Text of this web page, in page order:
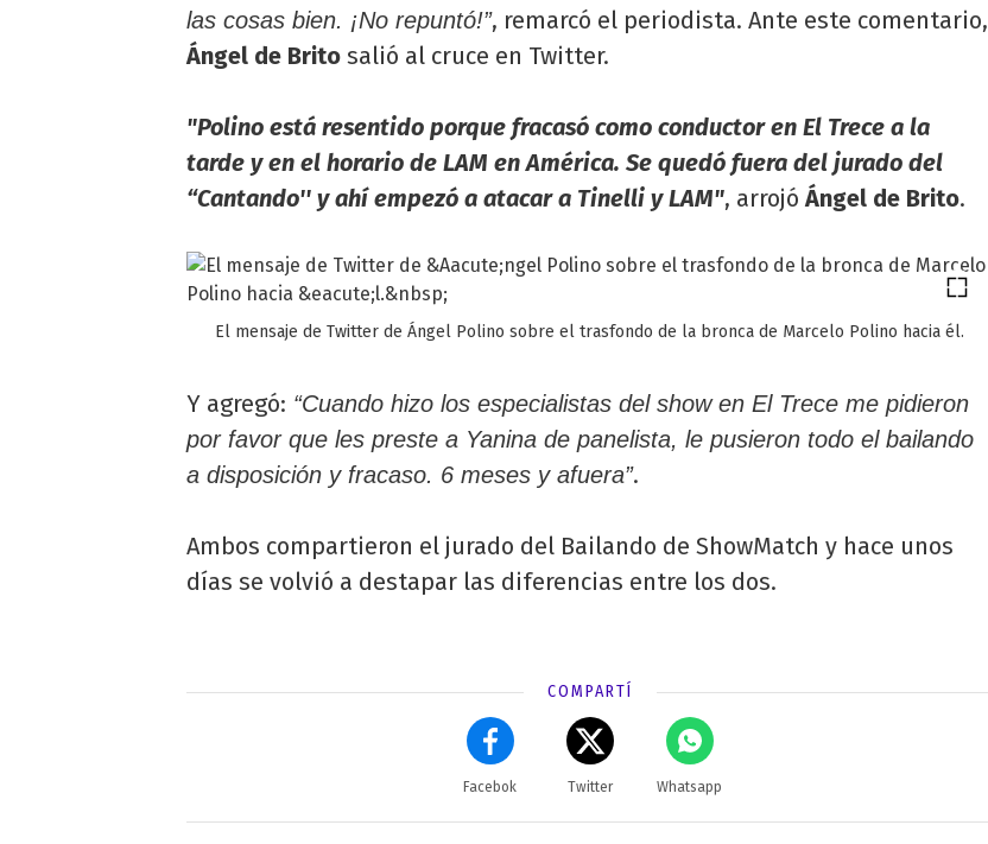
las cosas bien. ¡No repuntó!”, remarcó el periodista. Ante este comentario,
Ángel de Brito salió al cruce en Twitter.
"Polino está resentido porque fracasó como conductor en El Trece a la
tarde y en el horario de LAM en América. Se quedó fuera del jurado del
“Cantando'' y ahí empezó a atacar a Tinelli y LAM", arrojóÁngel de Brito.
El mensaje de Twitter de Ángel Polino sobre el trasfondo de la bronca de Marcelo Polino hacia él.
Y agregó: “Cuando hizo los especialistas del show en El Trece me pidieron
por favor que les preste a Yanina de panelista, le pusieron todo el bailando
a disposición y fracaso. 6 meses y afuera”.
Ambos compartieron el jurado del Bailando de ShowMatch y hace unos
días se volvió a destapar las diferencias entre los dos.
COMPARTÍ
Facebok Twitter Whatsapp